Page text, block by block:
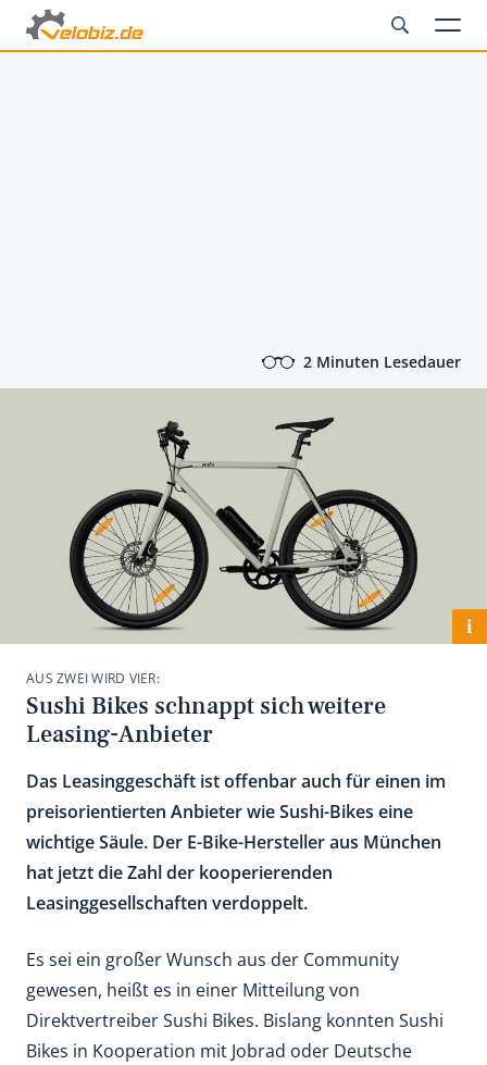
2 Minuten Lesedauer
i
AUS ZWEI WIRD VIER:
Sushi Bikes schnappt sich weitere
Leasing-Anbieter
Das Leasinggeschäft ist offenbar auch für einen im
preisorientierten Anbieter wie Sushi-Bikes eine
wichtige Säule. Der E-Bike-Hersteller aus München
hat jetzt die Zahl der kooperierenden
Leasinggesellschaften verdoppelt.
Es sei ein großer Wunsch aus der Community
gewesen, heißt es in einer Mitteilung von
Direktvertreiber Sushi Bikes. Bislang konnten Sushi
Bikes in Kooperation mit Jobrad oder Deutsche